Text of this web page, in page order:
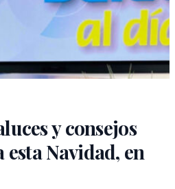
y consejos
Navidad, en